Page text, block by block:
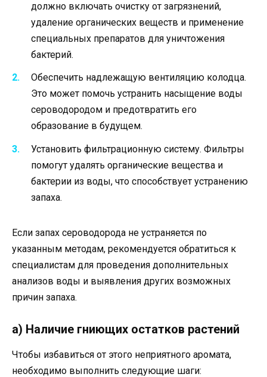
должно включать очистку от загрязнений,
удаление органических веществ и применение
специальных препаратов для уничтожения
бактерий.
Обеспечить надлежащую вентиляцию колодца.
Это может помочь устранить насыщение воды
сероводородом и предотвратить его
образование в будущем.
Установить фильтрационную систему. Фильтры
помогут удалять органические вещества и
бактерии из воды, что способствует устранению
запаха.
Если запах сероводорода не устраняется по
указанным методам, рекомендуется обратиться к
специалистам для проведения дополнительных
анализов воды и выявления других возможных
причин запаха.
а) Наличие гниющих остатков растений
Чтобы избавиться от этого неприятного аромата,
необходимо выполнить следующие шаги: